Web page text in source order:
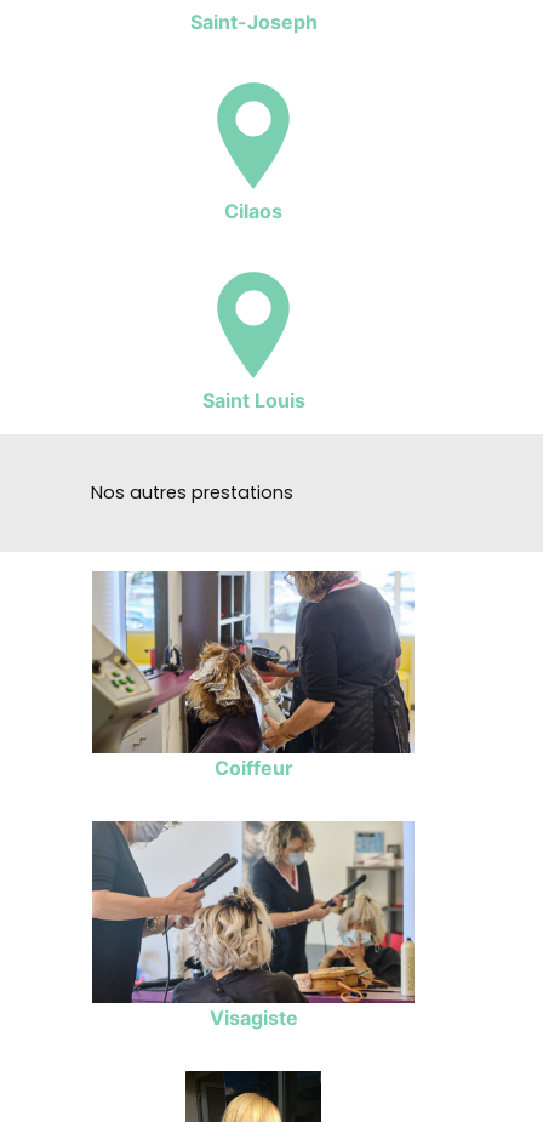
Saint-Joseph
Cilaos
Saint Louis
Nos autres prestations
Coiffeur
Visagiste